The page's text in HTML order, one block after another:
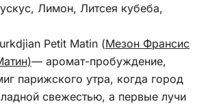
Лимон, Литсея кубеба,
Petit Matin (Мезон Франсис
— аромат-пробуждение,
парижского утра, когда город
свежестью, а первые лучи